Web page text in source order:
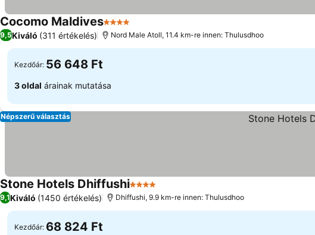
Cocomo Maldives4 Kategória
9,5Kiváló (311 értékelés) Nord Male Atoll, 11.4 km-re innen: Thulusdhoo
Kezdőár: 56 648 Ft
3 oldal árainak mutatása
Népszerű választás
Stone Hotels Dhiffushi4 Kategória
9,1Kiváló (1450 értékelés) Dhiffushi, 9.9 km-re innen: Thulusdhoo
Kezdőár: 68 824 Ft